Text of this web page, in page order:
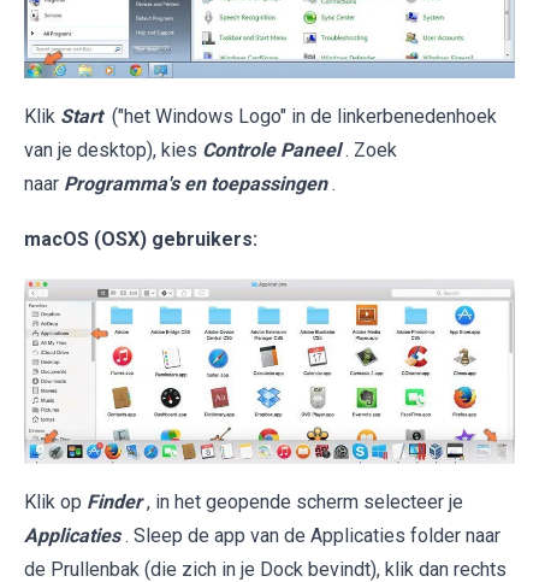
Klik Start ("het Windows Logo" in de linkerbenedenhoek
van je desktop), kies Controle Paneel . Zoek
naar Programma's en toepassingen .
macOS (OSX) gebruikers:
Klik op Finder , in het geopende scherm selecteer je
Applicaties . Sleep de app van de Applicaties folder naar
de Prullenbak (die zich in je Dock bevindt), klik dan rechts